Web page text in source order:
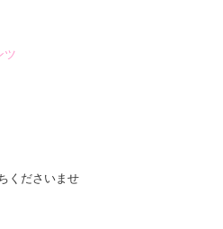
ツ
くださいませ